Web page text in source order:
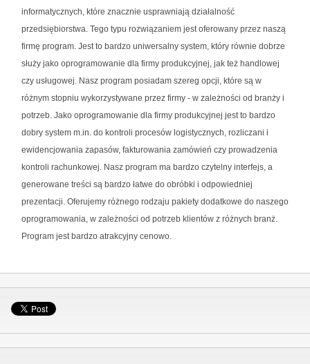
informatycznych, które znacznie usprawniają działalność
przedsiębiorstwa. Tego typu rozwiązaniem jest oferowany przez naszą
firmę program. Jest to bardzo uniwersalny system, który równie dobrze
służy jako oprogramowanie dla firmy produkcyjnej, jak też handlowej
czy usługowej. Nasz program posiadam szereg opcji, które są w
różnym stopniu wykorzystywane przez firmy - w zależności od branży i
potrzeb. Jako oprogramowanie dla firmy produkcyjnej jest to bardzo
dobry system m.in. do kontroli procesów logistycznych, rozliczani i
ewidencjowania zapasów, fakturowania zamówień czy prowadzenia
kontroli rachunkowej. Nasz program ma bardzo czytelny interfejs, a
generowane treści są bardzo łatwe do obróbki i odpowiedniej
prezentacji. Oferujemy różnego rodzaju pakiety dodatkowe do naszego
oprogramowania, w zależności od potrzeb klientów z różnych branż.
Program jest bardzo atrakcyjny cenowo.